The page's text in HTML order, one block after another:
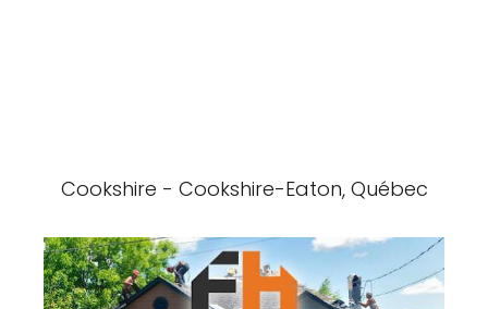
Cookshire - Cookshire-Eaton, Québec